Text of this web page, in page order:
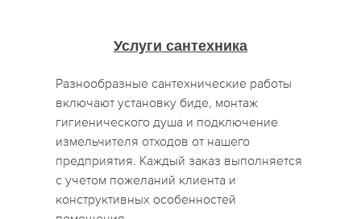
Услуги сантехника
Разнообразные сантехнические работы
включают установку биде, монтаж
гигиенического душа и подключение
измельчителя отходов от нашего
предприятия. Каждый заказ выполняется
с учетом пожеланий клиента и
конструктивных особенностей